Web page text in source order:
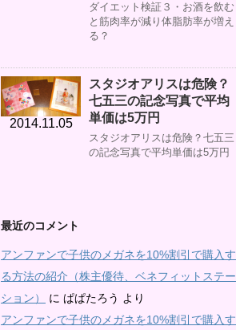
ダイエット検証３・お酒を飲む
と筋肉率が減り体脂肪率が増え
る？
2014.11.05
スタジオアリスは危険？
七五三の記念写真で平均
単価は5万円
スタジオアリスは危険？七五三
の記念写真で平均単価は5万円
最近のコメント
アンファンで子供のメガネを10%割引で購入す
る方法の紹介（株主優待、ベネフィットステー
ション）
に ぱぱたろう より
アンファンで子供のメガネを10%割引で購入す